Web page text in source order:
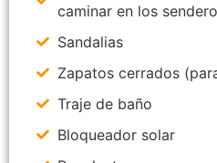
caminar en los
Sandalias
Zapatos cerrados
Traje de baño
Bloqueador solar